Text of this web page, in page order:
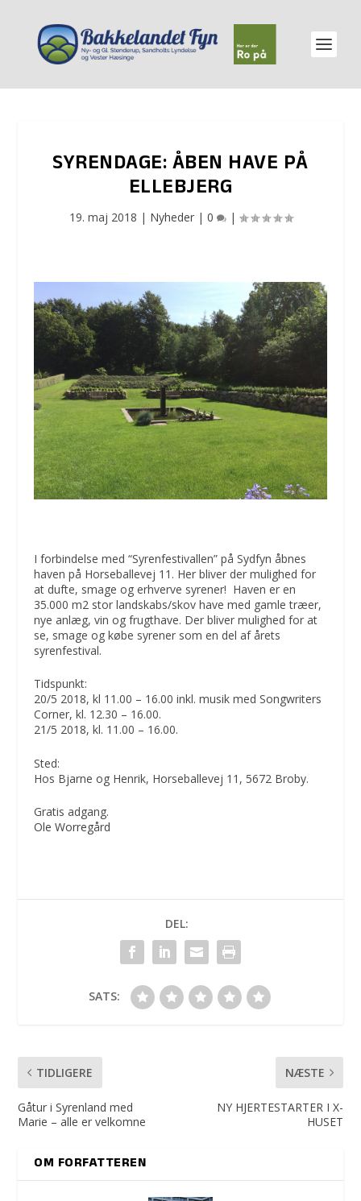
SYRENDAGE: ÅBEN HAVE PÅ
ELLEBJERG
19. maj 2018 | Nyheder| 0 |
I forbindelse med “Syrenfestivallen” på Sydfyn åbnes
haven på Horseballevej 11. Her bliver der mulighed for
at dufte, smage og erhverve syrener! Haven er en
35.000 m2 stor landskabs/skov have med gamle træer,
nye anlæg, vin og frugthave. Der bliver mulighed for at
se, smage og købe syrener som en del af årets
syrenfestival.
Tidspunkt:
20/5 2018, kl 11.00 – 16.00 inkl. musik med Songwriters
Corner, kl. 12.30 – 16.00.
21/5 2018, kl. 11.00 – 16.00.
Sted:
Hos Bjarne og Henrik, Horseballevej 11, 5672 Broby.
Gratis adgang.
Ole Worregård
DEL:
SATS:
TIDLIGERE
Gåtur i Syrenland med
Marie – alle er velkomne
NÆSTE
NY HJERTESTARTER I X-
HUSET
OM FORFATTEREN